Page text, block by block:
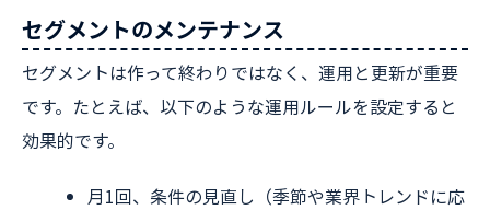
セグメントのメンテナンス
セグメントは作って終わりではなく、運用と更新が重要
です。たとえば、以下のような運用ルールを設定すると
効果的です。
月1回、条件の見直し（季節や業界トレンドに応